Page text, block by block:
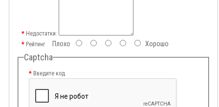
Недостатки:
РейтингПлохо Хорошо
Captcha
Введите код